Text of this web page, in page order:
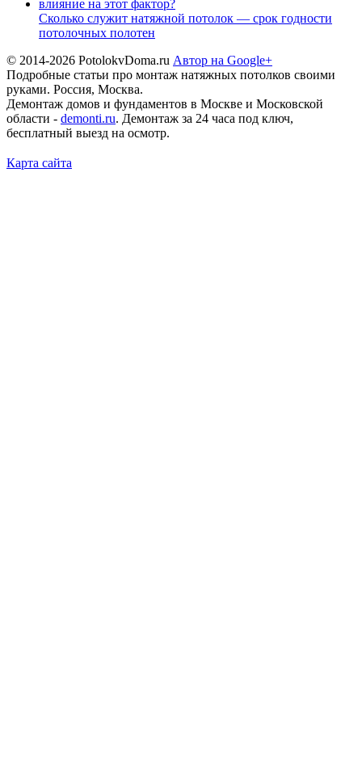
Сколько служит натяжной потолок — срок годности
потолочных полотен
© 2014-2026 PotolokvDoma.ru Автор на Google+
Подробные статьи про монтаж натяжных потолков своими
руками. Россия, Москва.
Демонтаж домов и фундаментов в Москве и Московской
области - demonti.ru. Демонтаж за 24 часа под ключ,
бесплатный выезд на осмотр.
Карта сайта